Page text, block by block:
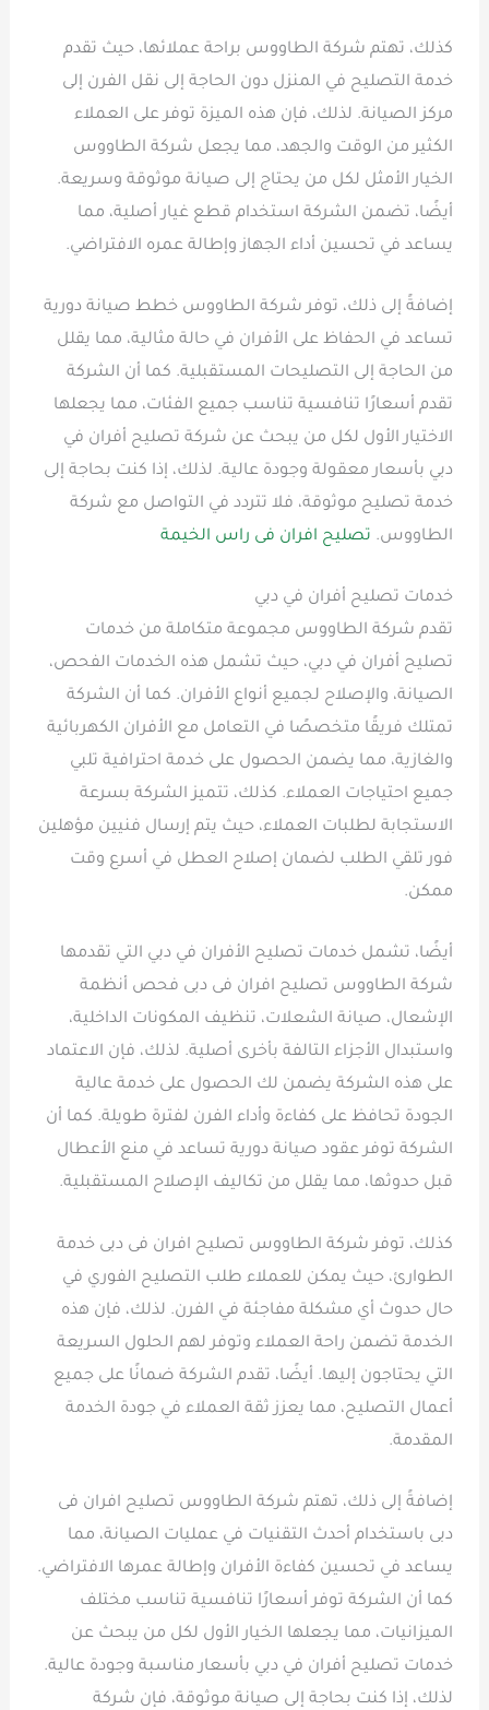
كذلك، تهتم شركة الطاووس براحة عملائها، حيث تقدم
خدمة التصليح في المنزل دون الحاجة إلى نقل الفرن إلى
مركز الصيانة. لذلك، فإن هذه الميزة توفر على العملاء
الكثير من الوقت والجهد، مما يجعل شركة الطاووس
الخيار الأمثل لكل من يحتاج إلى صيانة موثوقة وسريعة.
أيضًا، تضمن الشركة استخدام قطع غيار أصلية، مما
يساعد في تحسين أداء الجهاز وإطالة عمره الافتراضي.
إضافةً إلى ذلك، توفر شركة الطاووس خطط صيانة دورية
تساعد في الحفاظ على الأفران في حالة مثالية، مما يقلل
من الحاجة إلى التصليحات المستقبلية. كما أن الشركة
تقدم أسعارًا تنافسية تناسب جميع الفئات، مما يجعلها
الاختيار الأول لكل من يبحث عن شركة تصليح أفران في
دبي بأسعار معقولة وجودة عالية. لذلك، إذا كنت بحاجة إلى
خدمة تصليح موثوقة، فلا تتردد في التواصل مع شركة
الطاووس. تصليح افران فى راس الخيمة
خدمات تصليح أفران في دبي
تقدم شركة الطاووس مجموعة متكاملة من خدمات
تصليح أفران في دبي، حيث تشمل هذه الخدمات الفحص،
الصيانة، والإصلاح لجميع أنواع الأفران. كما أن الشركة
تمتلك فريقًا متخصصًا في التعامل مع الأفران الكهربائية
والغازية، مما يضمن الحصول على خدمة احترافية تلبي
جميع احتياجات العملاء. كذلك، تتميز الشركة بسرعة
الاستجابة لطلبات العملاء، حيث يتم إرسال فنيين مؤهلين
فور تلقي الطلب لضمان إصلاح العطل في أسرع وقت
ممكن.
أيضًا، تشمل خدمات تصليح الأفران في دبي التي تقدمها
شركة الطاووس تصليح افران فى دبى فحص أنظمة
الإشعال، صيانة الشعلات، تنظيف المكونات الداخلية،
واستبدال الأجزاء التالفة بأخرى أصلية. لذلك، فإن الاعتماد
على هذه الشركة يضمن لك الحصول على خدمة عالية
الجودة تحافظ على كفاءة وأداء الفرن لفترة طويلة. كما أن
الشركة توفر عقود صيانة دورية تساعد في منع الأعطال
قبل حدوثها، مما يقلل من تكاليف الإصلاح المستقبلية.
كذلك، توفر شركة الطاووس تصليح افران فى دبى خدمة
الطوارئ، حيث يمكن للعملاء طلب التصليح الفوري في
حال حدوث أي مشكلة مفاجئة في الفرن. لذلك، فإن هذه
الخدمة تضمن راحة العملاء وتوفر لهم الحلول السريعة
التي يحتاجون إليها. أيضًا، تقدم الشركة ضمانًا على جميع
أعمال التصليح، مما يعزز ثقة العملاء في جودة الخدمة
المقدمة.
إضافةً إلى ذلك، تهتم شركة الطاووس تصليح افران فى
دبى باستخدام أحدث التقنيات في عمليات الصيانة، مما
يساعد في تحسين كفاءة الأفران وإطالة عمرها الافتراضي.
كما أن الشركة توفر أسعارًا تنافسية تناسب مختلف
الميزانيات، مما يجعلها الخيار الأول لكل من يبحث عن
خدمات تصليح أفران في دبي بأسعار مناسبة وجودة عالية.
لذلك، إذا كنت بحاجة إلى صيانة موثوقة، فإن شركة